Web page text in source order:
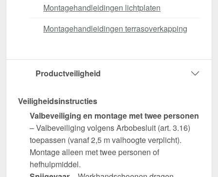
Montagehandleidingen lichtplaten
Montagehandleidingen terrasoverkapping
Productveiligheid
Veiligheidsinstructies
Valbeveiliging en montage met twee personen
– Valbeveiliging volgens Arbobesluit (art. 3.16)
toepassen (vanaf 2,5 m valhoogte verplicht).
Montage alleen met twee personen of
hefhulpmiddel.